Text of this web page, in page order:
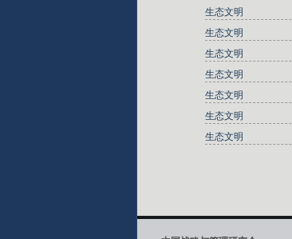
生态文明
生态文明
生态文明
生态文明
生态文明
生态文明
生态文明